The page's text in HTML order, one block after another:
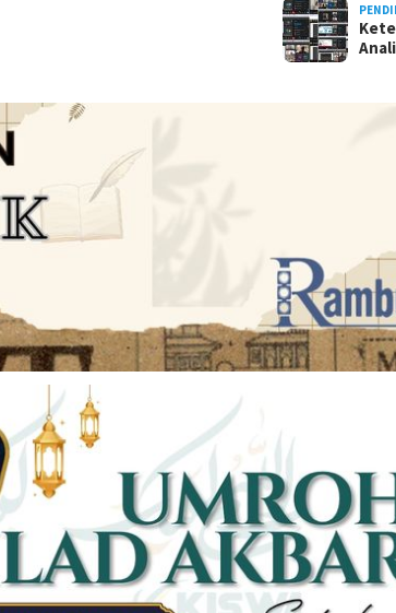
SIBER
JARINGAN SOCIAL
Facebook Twitter
Linkedin
Youtube